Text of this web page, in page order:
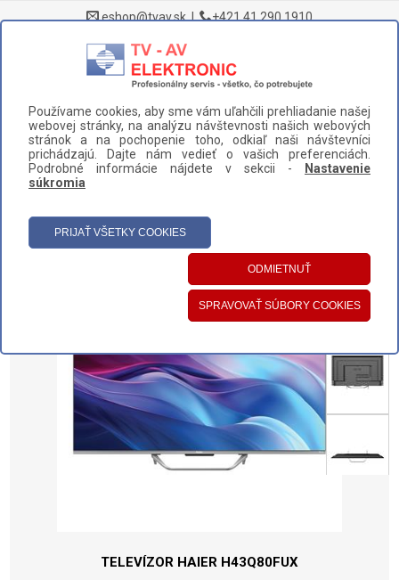
eshop@tvav.sk| +421 41 290 1910
DOMOV > DOMÁCE SPOTREBIČE > TELEVÍZORY >
TELEVÍZOR HAIER H43Q80FUX
UŽÍVATEĽSKÝ PANEL
KATEGÓRIE
TELEVÍZOR HAIER H43Q80FUX
Používame cookies, aby sme vám uľahčili prehliadanie našej
webovej stránky, na analýzu návštevnosti našich webových
stránok a na pochopenie toho, odkiaľ naši návštevníci
prichádzajú. Dajte nám vedieť o vašich preferenciách.
Podrobné informácie nájdete v sekcii -
Nastavenie
súkromia